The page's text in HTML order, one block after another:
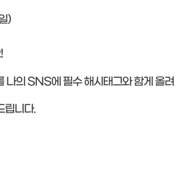
)
나의 SNS에 필수 해시태그와 함게 올려
립니다.